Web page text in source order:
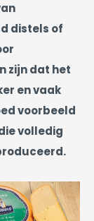
distels of
zijn dat het
en vaak
voorbeeld
volledig